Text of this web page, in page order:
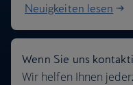
Neuigkeiten lesen
Wenn Sie uns
Wir helfen Ihnen